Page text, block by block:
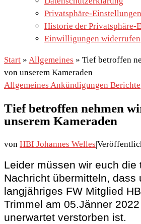
Privatsphäre-
Historie der Privatsphäre-
Einwilligungen widerrufen
Start » Allgemeines » Tief betroffen
von unserem Kameraden
Allgemeines Ankündigungen Berichte
Tief betroffen nehmen
unserem Kameraden
von HBI Johannes Welles|
Leider müssen wir euch die
Nachricht übermitteln, dass
langjähriges FW Mitglied
Trimmel am 05.Jänner
unerwartet verstorben ist.